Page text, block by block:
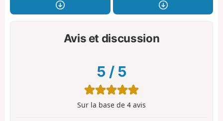
Avis et discussion
5 / 5
Sur la base de 4 avis